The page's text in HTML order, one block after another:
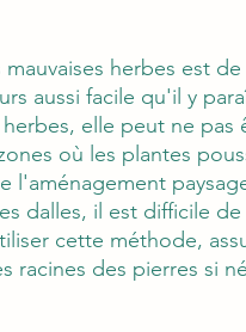
herbes est de
aussi facile qu'il y
elle peut ne pas
où les plantes
l'aménagement
dalles, il est difficile de
cette méthode,
des pierres si